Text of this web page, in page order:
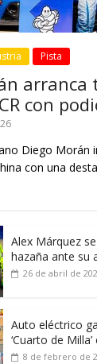
Pista
arranca
con
Diego Morán
con una
Alex Márquez
hazaña ante su
26 de abril de
Auto eléctrico
‘Cuarto de
8 de febrero de